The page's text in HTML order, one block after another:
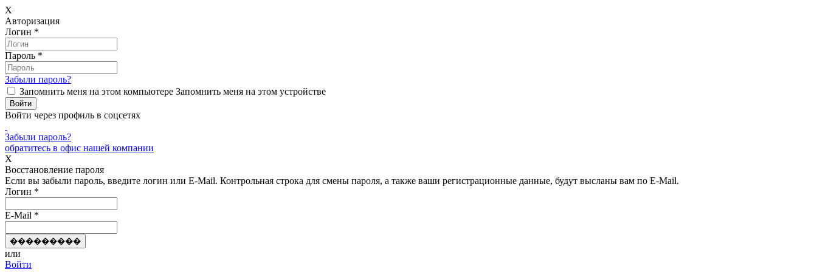
X
Авторизация
Логин *
Пароль *
Забыли пароль?
Запомнить меня на этом компьютере Запомнить меня на этом устройстве
Войти через профиль в соцсетях
Забыли пароль?
обратитесь в офис нашей компании
X
Восстановление пароля
Если вы забыли пароль, введите логин или E-Mail. Контрольная строка для смены пароля, а также ваши регистрационные данные, будут высланы вам по E-Mail.
Логин *
E-Mail *
или
Войти